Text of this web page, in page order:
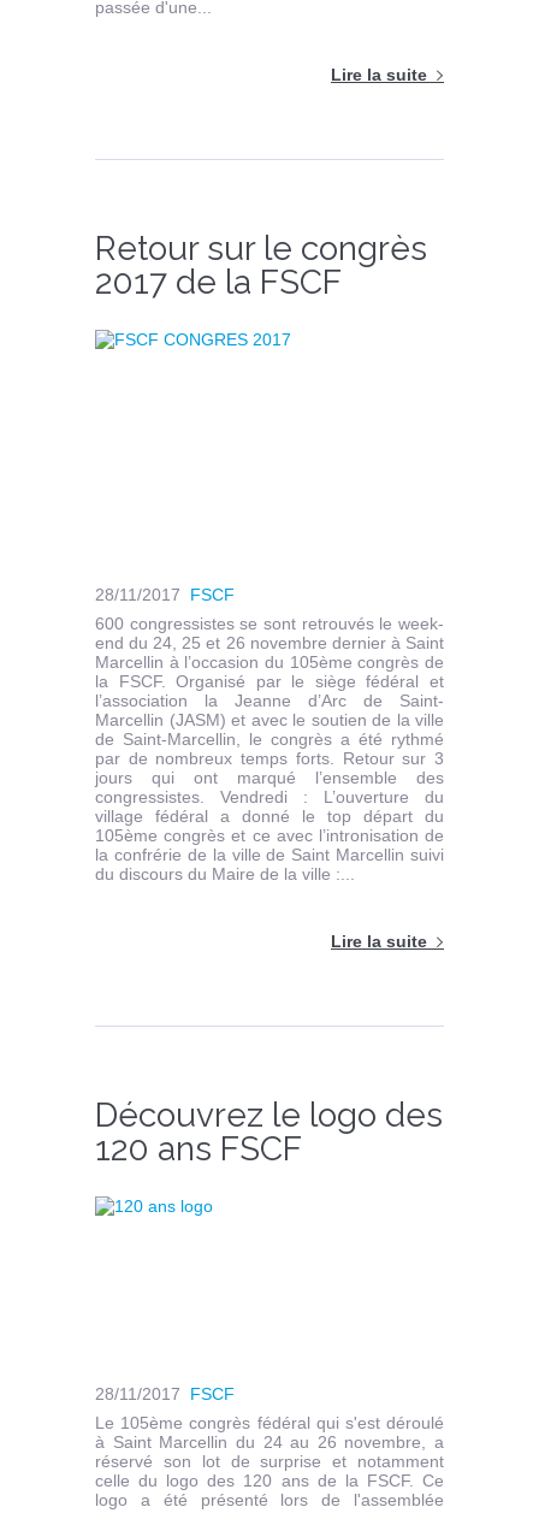
passée d'une...
Lire la suite
Retour sur le congrès
2017 de la FSCF
28/11/2017
FSCF
600 congressistes se sont retrouvés le week-
end du 24, 25 et 26 novembre dernier à Saint
Marcellin à l’occasion du 105ème congrès de
la FSCF. Organisé par le siège fédéral et
l’association la Jeanne d’Arc de Saint-
Marcellin (JASM) et avec le soutien de la ville
de Saint-Marcellin, le congrès a été rythmé
par de nombreux temps forts. Retour sur 3
jours qui ont marqué l’ensemble des
congressistes. Vendredi : L’ouverture du
village fédéral a donné le top départ du
105ème congrès et ce avec l’intronisation de
la confrérie de la ville de Saint Marcellin suivi
du discours du Maire de la ville :...
Lire la suite
Découvrez le logo des
120 ans FSCF
28/11/2017
FSCF
Le 105ème congrès fédéral qui s'est déroulé
à Saint Marcellin du 24 au 26 novembre, a
réservé son lot de surprise et notamment
celle du logo des 120 ans de la FSCF. Ce
logo a été présenté lors de l'assemblée